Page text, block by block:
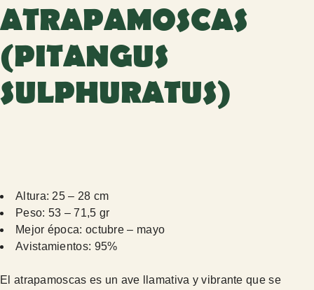
ATRAPAMOSCAS
(PITANGUS
SULPHURATUS)
Altura: 25 – 28 cm
Peso: 53 – 71,5 gr
Mejor época: octubre – mayo
Avistamientos: 95%
El atrapamoscas es un ave llamativa y vibrante que se